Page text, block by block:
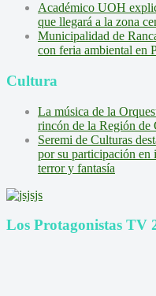
Académico UOH
que llegará a la zona
Municipalidad de
con feria ambiental en
Cultura
La música de la
rincón de la Región de
Seremi de Culturas
por su participación en
terror y fantasía
Los Protagonistas TV